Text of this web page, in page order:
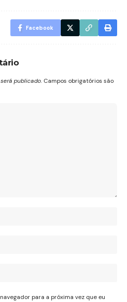
Facebook
publicado. Campos obrigatórios são
para a próxima vez que eu